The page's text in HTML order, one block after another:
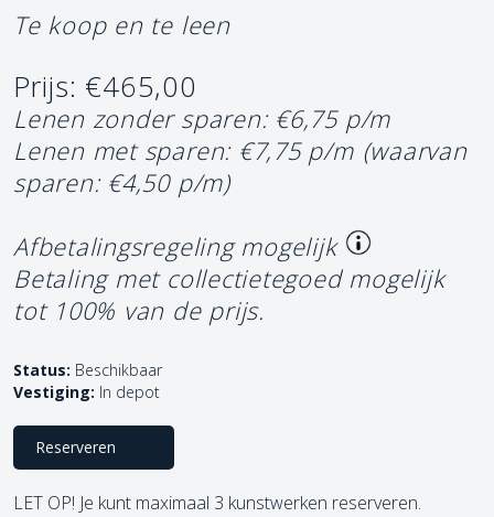
Te koop en te leen
Prijs: €465,00
Lenen zonder sparen: €6,75 p/m
Lenen met sparen: €7,75 p/m (waarvan
sparen: €4,50 p/m)
Afbetalingsregeling mogelijk
Betaling met collectietegoed mogelijk
tot 100% van de prijs.
Status: Beschikbaar
Vestiging: In depot
Reserveren
LET OP! Je kunt maximaal 3 kunstwerken reserveren.